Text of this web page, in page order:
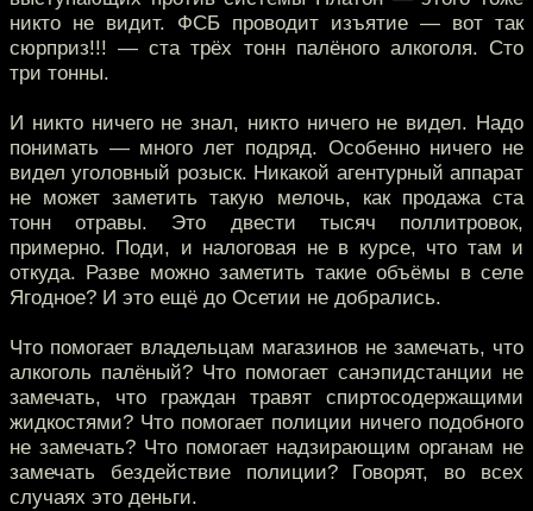
никто не видит. ФСБ проводит изъятие — вот так
сюрприз!!! — ста трёх тонн палёного алкоголя. Сто
три тонны.
И никто ничего не знал, никто ничего не видел. Надо
понимать — много лет подряд. Особенно ничего не
видел уголовный розыск. Никакой агентурный аппарат
не может заметить такую мелочь, как продажа ста
тонн отравы. Это двести тысяч поллитровок,
примерно. Поди, и налоговая не в курсе, что там и
откуда. Разве можно заметить такие объёмы в селе
Ягодное? И это ещё до Осетии не добрались.
Что помогает владельцам магазинов не замечать, что
алкоголь палёный? Что помогает санэпидстанции не
замечать, что граждан травят спиртосодержащими
жидкостями? Что помогает полиции ничего подобного
не замечать? Что помогает надзирающим органам не
замечать бездействие полиции? Говорят, во всех
случаях это деньги.